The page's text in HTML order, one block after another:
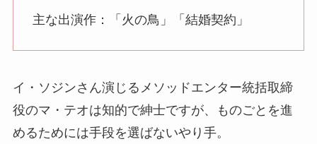
主な出演作：「火の鳥」「結婚契約」
イ・ソジンさん演じるメソッドエンター統括取締
役のマ・テオは知的で紳士ですが、ものごとを進
めるためには手段を選ばないやり手。